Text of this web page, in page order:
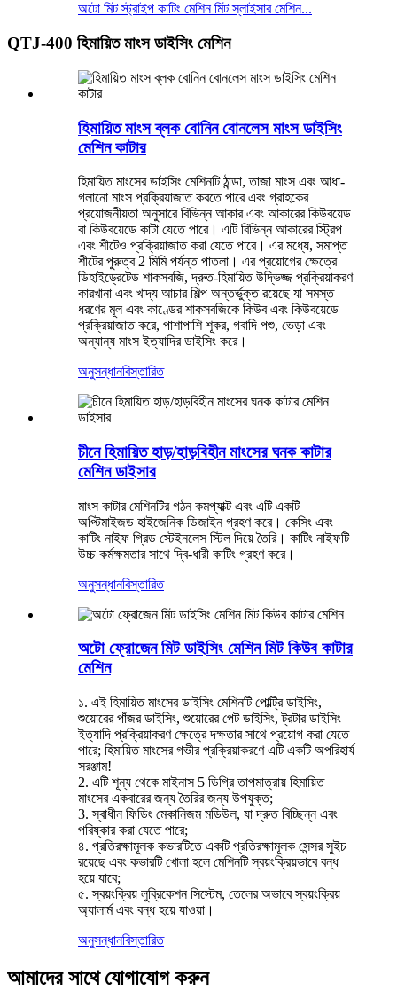
অটো মিট স্ট্রাইপ কাটিং মেশিন মিট স্লাইসার মেশিন...
QTJ-400 হিমায়িত মাংস ডাইসিং মেশিন
হিমায়িত মাংস ব্লক বোনিন বোনলেস মাংস ডাইসিং
মেশিন কাটার
হিমায়িত মাংসের ডাইসিং মেশিনটি ঠান্ডা, তাজা মাংস এবং আধা-
গলানো মাংস প্রক্রিয়াজাত করতে পারে এবং গ্রাহকের
প্রয়োজনীয়তা অনুসারে বিভিন্ন আকার এবং আকারের কিউবয়েড
বা কিউবয়েডে কাটা যেতে পারে। এটি বিভিন্ন আকারের স্ট্রিপ
এবং শীটেও প্রক্রিয়াজাত করা যেতে পারে। এর মধ্যে, সমাপ্ত
শীটের পুরুত্ব 2 মিমি পর্যন্ত পাতলা। এর প্রয়োগের ক্ষেত্রে
ডিহাইড্রেটেড শাকসবজি, দ্রুত-হিমায়িত উদ্ভিজ্জ প্রক্রিয়াকরণ
কারখানা এবং খাদ্য আচার শিল্প অন্তর্ভুক্ত রয়েছে যা সমস্ত
ধরণের মূল এবং কাণ্ডের শাকসবজিকে কিউব এবং কিউবয়েডে
প্রক্রিয়াজাত করে, পাশাপাশি শূকর, গবাদি পশু, ভেড়া এবং
অন্যান্য মাংস ইত্যাদির ডাইসিং করে।
অনুসন্ধানবিস্তারিত
চীনে হিমায়িত হাড়/হাড়বিহীন মাংসের ঘনক কাটার
মেশিন ডাইসার
মাংস কাটার মেশিনটির গঠন কমপ্যাক্ট এবং এটি একটি
অপ্টিমাইজড হাইজেনিক ডিজাইন গ্রহণ করে। কেসিং এবং
কাটিং নাইফ গ্রিড স্টেইনলেস স্টিল দিয়ে তৈরি। কাটিং নাইফটি
উচ্চ কর্মক্ষমতার সাথে দ্বি-ধারী কাটিং গ্রহণ করে।
অনুসন্ধানবিস্তারিত
অটো ফ্রোজেন মিট ডাইসিং মেশিন মিট কিউব কাটার
মেশিন
১. এই হিমায়িত মাংসের ডাইসিং মেশিনটি পোল্ট্রি ডাইসিং,
শুয়োরের পাঁজর ডাইসিং, শুয়োরের পেট ডাইসিং, ট্রটার ডাইসিং
ইত্যাদি প্রক্রিয়াকরণ ক্ষেত্রে দক্ষতার সাথে প্রয়োগ করা যেতে
পারে; হিমায়িত মাংসের গভীর প্রক্রিয়াকরণে এটি একটি অপরিহার্য
সরঞ্জাম!
2. এটি শূন্য থেকে মাইনাস 5 ডিগ্রি তাপমাত্রায় হিমায়িত
মাংসের একবারের জন্য তৈরির জন্য উপযুক্ত;
3. স্বাধীন ফিডিং মেকানিজম মডিউল, যা দ্রুত বিচ্ছিন্ন এবং
পরিষ্কার করা যেতে পারে;
৪. প্রতিরক্ষামূলক কভারটিতে একটি প্রতিরক্ষামূলক সেন্সর সুইচ
রয়েছে এবং কভারটি খোলা হলে মেশিনটি স্বয়ংক্রিয়ভাবে বন্ধ
হয়ে যাবে;
৫. স্বয়ংক্রিয় লুব্রিকেশন সিস্টেম, তেলের অভাবে স্বয়ংক্রিয়
অ্যালার্ম এবং বন্ধ হয়ে যাওয়া।
অনুসন্ধানবিস্তারিত
আমাদের সাথে যোগাযোগ করুন